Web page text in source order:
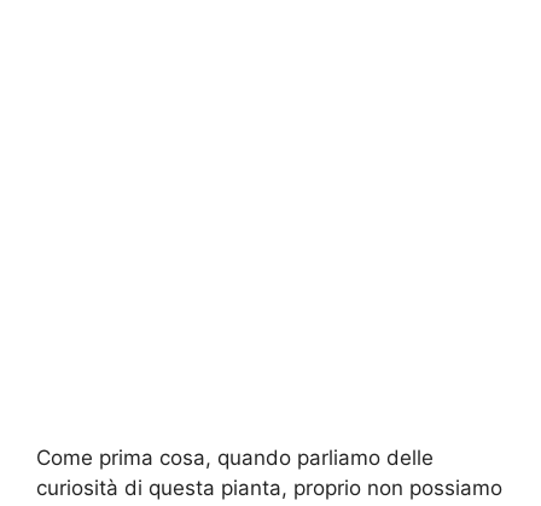
Come prima cosa, quando parliamo delle
curiosità di questa pianta, proprio non possiamo